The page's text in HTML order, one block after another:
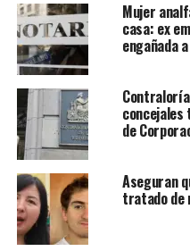
Mujer
casa: ex
engañada
de
Aseguran
tratado de